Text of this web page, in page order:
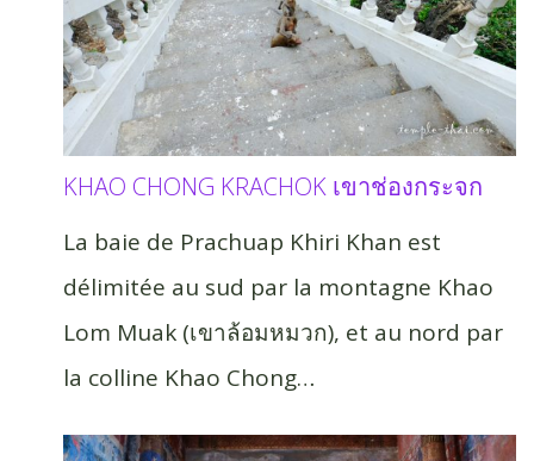
KHAO CHONG KRACHOK เขาช่องกระจก
La baie de Prachuap Khiri Khan est
délimitée au sud par la montagne Khao
Lom Muak (เขาล้อมหมวก), et au nord par
la colline Khao Chong…